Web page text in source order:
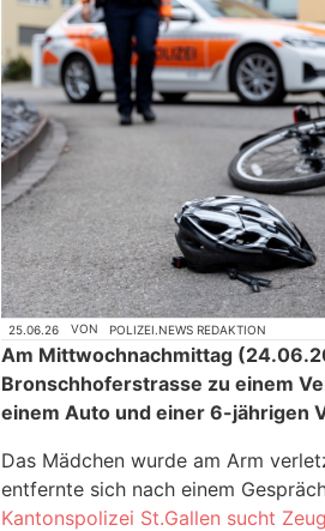
25.06.26 VON POLIZEI.NEWS REDAKTION
Am Mittwochnachmittag
Bronschhoferstrasse zu einem
einem Auto und einer 6-jährigen
Das Mädchen wurde am Arm
entfernte sich nach einem
Kantonspolizei St.Gallen sucht